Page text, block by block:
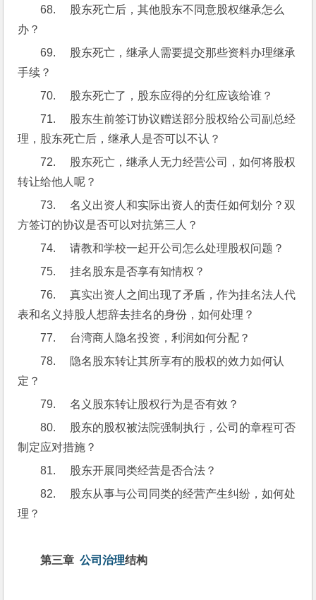
68.     股东死亡后，其他股东不同意股权继承怎么
办？
69.     股东死亡，继承人需要提交那些资料办理继承
手续？
70.     股东死亡了，股东应得的分红应该给谁？
71.     股东生前签订协议赠送部分股权给公司副总经
理，股东死亡后，继承人是否可以不认？
72.     股东死亡，继承人无力经营公司，如何将股权
转让给他人呢？
73.     名义出资人和实际出资人的责任如何划分？双
方签订的协议是否可以对抗第三人？
74.     请教和学校一起开公司怎么处理股权问题？
75.     挂名股东是否享有知情权？
76.     真实出资人之间出现了矛盾，作为挂名法人代
表和名义持股人想辞去挂名的身份，如何处理？
77.     台湾商人隐名投资，利润如何分配？
78.     隐名股东转让其所享有的股权的效力如何认
定？
79.     名义股东转让股权行为是否有效？
80.     股东的股权被法院强制执行，公司的章程可否
制定应对措施？
81.     股东开展同类经营是否合法？
82.     股东从事与公司同类的经营产生纠纷，如何处
理？
第三章 公司治理结构